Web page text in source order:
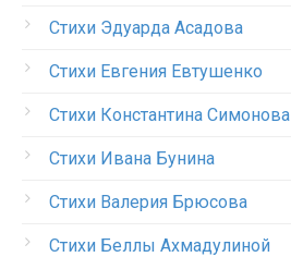
Стихи Эдуарда Асадова
Стихи Евгения Евтушенко
Стихи Константина Симонова
Стихи Ивана Бунина
Стихи Валерия Брюсова
Стихи Беллы Ахмадулиной